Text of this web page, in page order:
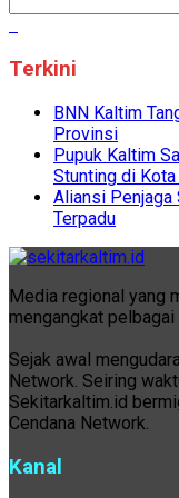
Terkini
BNN Kaltim
Provinsi
Pupuk Kaltim
Stunting di
Aliansi Penjaga
Terpadu
Media regional yang
mengangkat
Sejak awal
Network. Seiring
Sekitarkaltim.id
Cendana Network.
Kanal